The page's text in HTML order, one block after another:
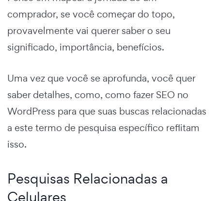
comprador, se você começar do topo,
provavelmente vai querer saber o seu
significado, importância, benefícios.
Uma vez que você se aprofunda, você quer
saber detalhes, como, como fazer SEO no
WordPress para que suas buscas relacionadas
a este termo de pesquisa específico reflitam
isso.
Pesquisas Relacionadas a
Celulares